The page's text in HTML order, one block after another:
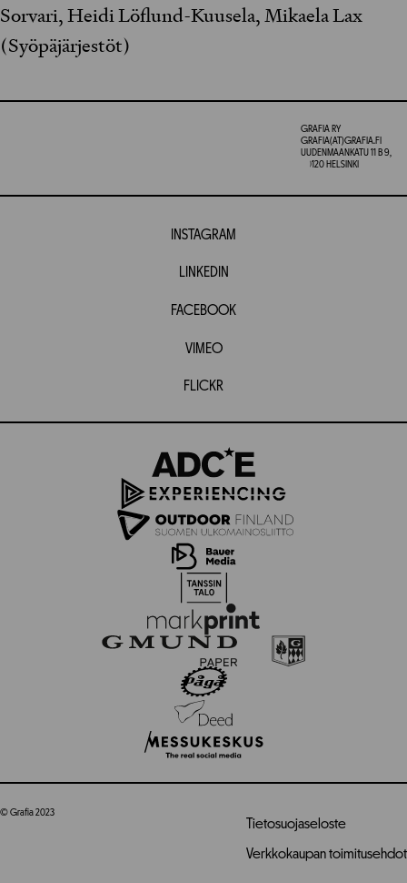
Sorvari, Heidi Löflund-Kuusela, Mikaela Lax
(Syöpäjärjestöt)
GRAFIA RY
GRAFIA(AT)GRAFIA.FI
UUDENMAANKATU 11 B 9,
00120 HELSINKI
INSTAGRAM
LINKEDIN
FACEBOOK
VIMEO
FLICKR
© Grafia 2023
Tietosuojaseloste
Verkkokaupan toimitusehdot